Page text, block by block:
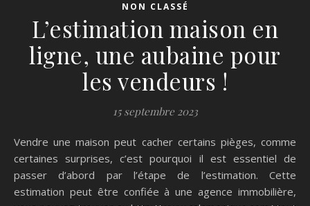
NON CLASSÉ
L’estimation maison en
ligne, une aubaine pour
les vendeurs !
15 septembre 2023
Vendre une maison peut cacher certains pièges, comme
certaines surprises, c’est pourquoi il est essentiel de
passer d’abord par l’étape de l’estimation. Cette
estimation peut être confiée à une agence immobilière,